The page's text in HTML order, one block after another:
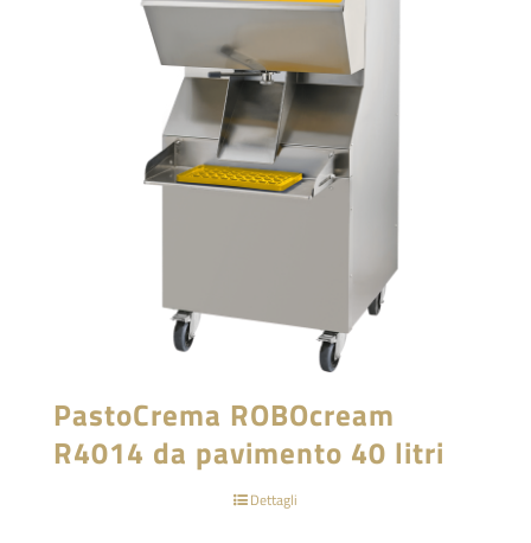
PastoCrema ROBOcream
R4014 da pavimento 40 litri
Dettagli